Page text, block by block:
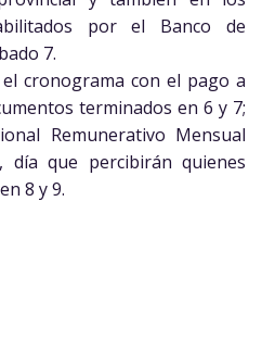
por el Banco de
7.
cronograma con el pago a
terminados en 6 y 7;
Remunerativo Mensual
día que percibirán quienes
8 y 9.